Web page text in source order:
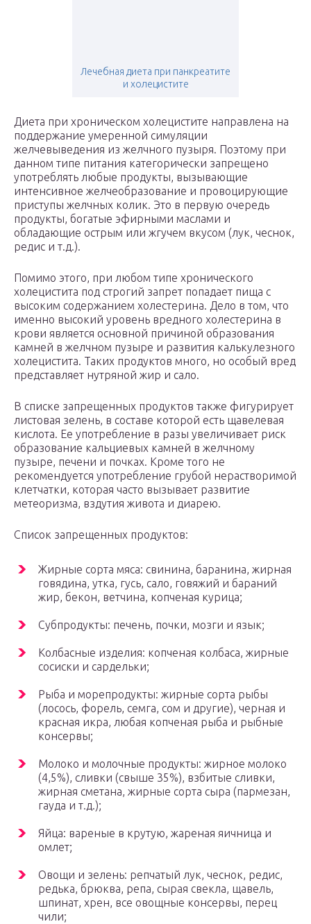
Лечебная диета при панкреатите
и холецистите
Диета при хроническом холецистите направлена на
поддержание умеренной симуляции
желчевыведения из желчного пузыря. Поэтому при
данном типе питания категорически запрещено
употреблять любые продукты, вызывающие
интенсивное желчеобразование и провоцирующие
приступы желчных колик. Это в первую очередь
продукты, богатые эфирными маслами и
обладающие острым или жгучем вкусом (лук, чеснок,
редис и т.д.).
Помимо этого, при любом типе хронического
холецистита под строгий запрет попадает пища с
высоким содержанием холестерина. Дело в том, что
именно высокий уровень вредного холестерина в
крови является основной причиной образования
камней в желчном пузыре и развития калькулезного
холецистита. Таких продуктов много, но особый вред
представляет нутряной жир и сало.
В списке запрещенных продуктов также фигурирует
листовая зелень, в составе которой есть щавелевая
кислота. Ее употребление в разы увеличивает риск
образование кальциевых камней в желчному
пузыре, печени и почках. Кроме того не
рекомендуется употребление грубой нерастворимой
клетчатки, которая часто вызывает развитие
метеоризма, вздутия живота и диарею.
Список запрещенных продуктов:
Жирные сорта мяса: свинина, баранина, жирная
говядина, утка, гусь, сало, говяжий и бараний
жир, бекон, ветчина, копченая курица;
Субпродукты: печень, почки, мозги и язык;
Колбасные изделия: копченая колбаса, жирные
сосиски и сардельки;
Рыба и морепродукты: жирные сорта рыбы
(лосось, форель, семга, сом и другие), черная и
красная икра, любая копченая рыба и рыбные
консервы;
Молоко и молочные продукты: жирное молоко
(4,5%), сливки (свыше 35%), взбитые сливки,
жирная сметана, жирные сорта сыра (пармезан,
гауда и т.д.);
Яйца: вареные в крутую, жареная яичница и
омлет;
Овощи и зелень: репчатый лук, чеснок, редис,
редька, брюква, репа, сырая свекла, щавель,
шпинат, хрен, все овощные консервы, перец
чили;